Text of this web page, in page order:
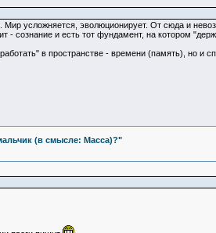
усложняется, эволюционирует. От сюда и
сознание и есть тот фундамент, на котором
в пространстве - времени (память), но и
(в смысле: Масса)?"